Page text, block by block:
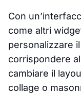
Con
come altri
personalizzare
corrispondere
cambiare il
collage o